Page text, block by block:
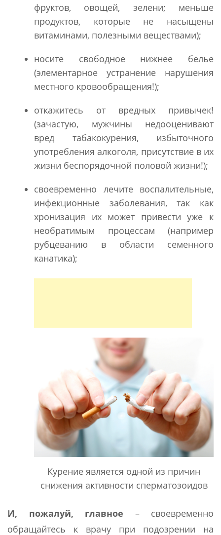
фруктов, овощей, зелени; меньше
продуктов, которые не насыщены
витаминами, полезными веществами);
носите свободное нижнее белье
(элементарное устранение нарушения
местного кровообращения!);
откажитесь от вредных привычек!
(зачастую, мужчины недооценивают
вред табакокурения, избыточного
употребления алкоголя, присутствие в их
жизни беспорядочной половой жизни!);
своевременно лечите воспалительные,
инфекционные заболевания, так как
хронизация их может привести уже к
необратимым процессам (например
рубцеванию в области семенного
канатика);
Курение является одной из причин
снижения активности сперматозоидов
И, пожалуй, главное – своевременно
обращайтесь к врачу при подозрении на